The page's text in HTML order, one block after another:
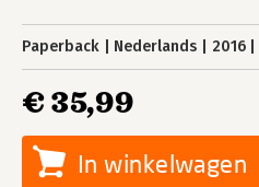
Paperback Nederlands 2016
€ 35,99
In winkelwagen